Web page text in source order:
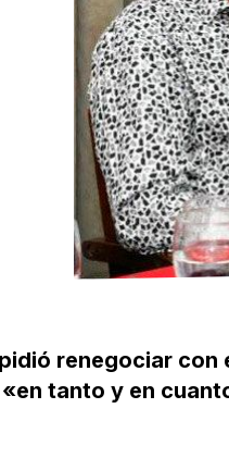
renegociar con
tanto y en